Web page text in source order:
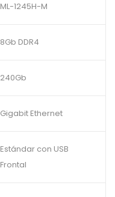
ML-1245H-M
8Gb DDR4
240Gb
Gigabit Ethernet
Estándar con USB
Frontal